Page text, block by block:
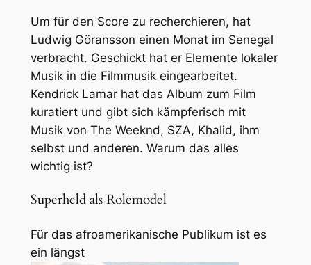
Um für den Score zu recherchieren, hat
Ludwig Göransson einen Monat im Senegal
verbracht. Geschickt hat er Elemente lokaler
Musik in die Filmmusik eingearbeitet.
Kendrick Lamar hat das Album zum Film
kuratiert und gibt sich kämpferisch mit
Musik von The Weeknd, SZA, Khalid, ihm
selbst und anderen. Warum das alles
wichtig ist?
Superheld als Rolemodel
Für das afroamerikanische Publikum ist es
ein längst